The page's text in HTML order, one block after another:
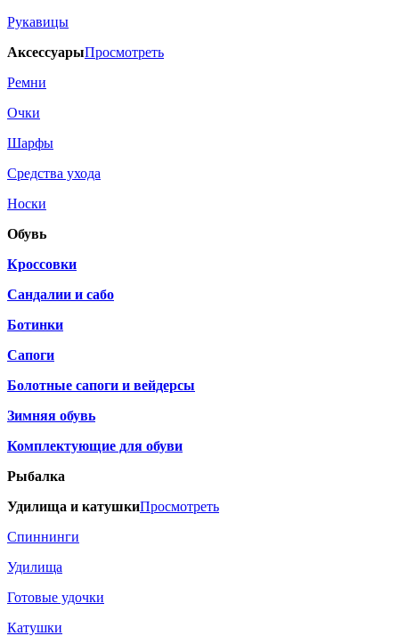
Рукавицы
АксессуарыПросмотреть
Ремни
Очки
Шарфы
Средства ухода
Носки
Обувь
Кроссовки
Сандалии и сабо
Ботинки
Сапоги
Болотные сапоги и вейдерсы
Зимняя обувь
Комплектующие для обуви
Рыбалка
Удилища и катушкиПросмотреть
Спиннинги
Удилища
Готовые удочки
Катушки